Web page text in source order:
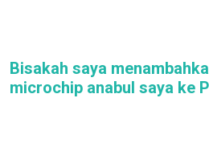
Bisakah saya
microchip anabul saya ke